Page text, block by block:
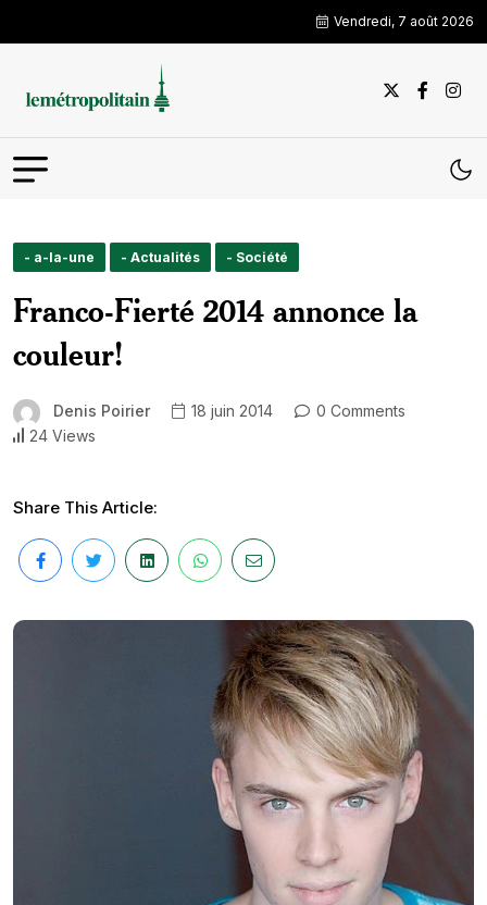
Vendredi, 7 août 2026
- a-la-une - Actualités - Société
Franco-Fierté 2014 annonce la
couleur!
Denis Poirier 18 juin 2014
0 Comments
24 Views
Share This Article: